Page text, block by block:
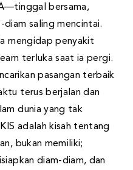
bersama,
saling mencintai.
mengidap penyakit
terluka saat ia pergi.
pasangan terbaik
terus berjalan dan
dunia yang tak
adalah kisah tentang
bukan memiliki;
diam-diam, dan